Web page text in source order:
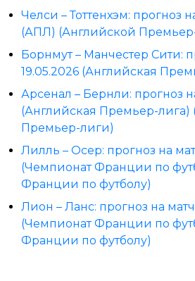
Челси – Тоттенхэм: прогноз
(АПЛ) (Английской
Борнмут – Манчестер Сити:
19.05.2026 (Английская
Арсенал – Бернли: прогноз
(Английская Премьер-лига)
Премьер-лиги)
Лилль – Осер: прогноз на
(Чемпионат Франции по
Франции по футболу)
Лион – Ланс: прогноз на матч
(Чемпионат Франции по
Франции по футболу)